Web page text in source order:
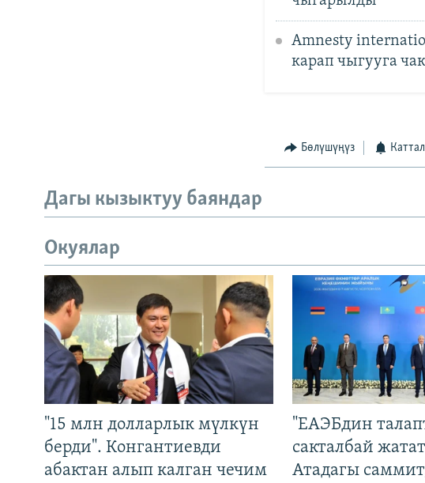
Amnesty
карап чыгууга
Бөлүшүңүз
Дагы кызыктуу баяндар
Окуялар
"15 млн долларлык мүлкүн
берди". Конгантиевди
абактан алып калган чечим
"ЕАЭБдин
сакталбай
Атадагы